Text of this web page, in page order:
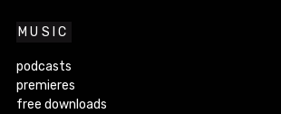
MUSIC
podcasts
premieres
free downloads